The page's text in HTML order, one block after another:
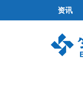
资讯